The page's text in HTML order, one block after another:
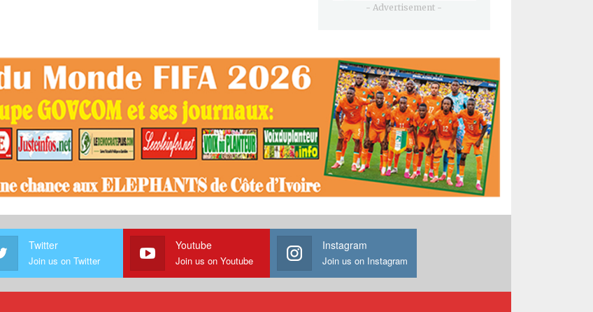
- Advertisement -
Twitter
Join us on Twitter
Youtube
Join us on Youtube
Instagram
Join us on Instagram